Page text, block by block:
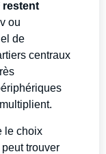
restent
ou
de
centraux
le choix
peut trouver